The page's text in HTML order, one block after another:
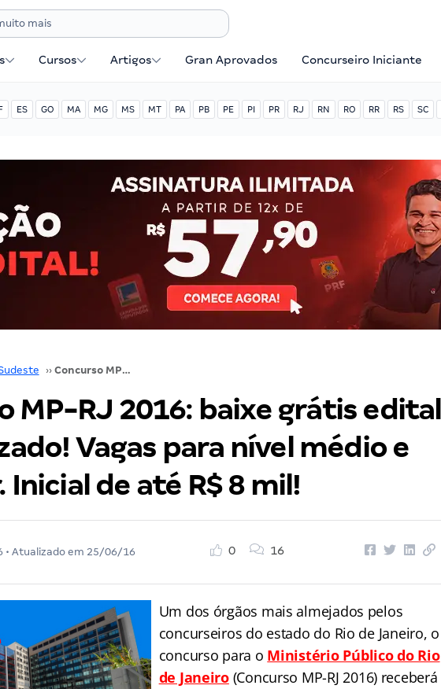
Cursos Artigos Gran Aprovados Concurseiro Iniciante
ES GO MA MG MS MT PA PB PE PI PR RJ RN RO RR RS SC
›› Concurso MP-RJ 2016: baixe grátis edital verticalizado! Vagas para nível médio e superior. Inicial de até R$ 8 mil!
MP-RJ 2016: baixe grátis edital
Vagas para nível médio e
Inicial de até R$ 8 mil!
• Atualizado em 25/06/16
0 16
Um dos órgãos mais almejados pelos
concurseiros do estado do Rio de Janeiro, o
concurso para o Ministério Público do Rio
de Janeiro (Concurso MP-RJ 2016) receberá